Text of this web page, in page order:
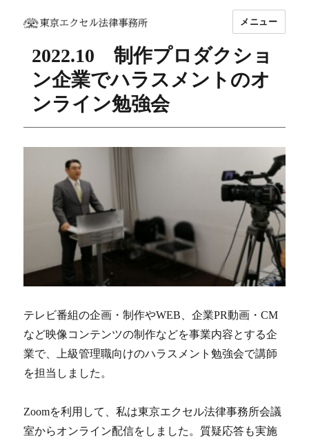
坂東 利国｜東京エクセル法律事務所
メニュー
2022.10 制作プロダクショ
ン企業でハラスメントのオ
ンライン勉強会
テレビ番組の企画・制作やWEB、企業PR動画・CM
など映像コンテンツの制作などを事業内容とする企
業で、上級管理職向けのハラスメント勉強会で講師
を担当しました。
Zoomを利用して、私は東京エクセル法律事務所会議
室からオンライン配信をしました。質疑応答も実施